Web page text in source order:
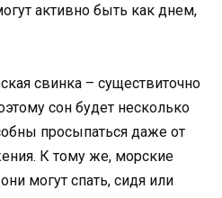
активно быть как днем,
свинка – существиточно
сон будет несколько
просыпаться даже от
К тому же, морские
могут спать, сидя или